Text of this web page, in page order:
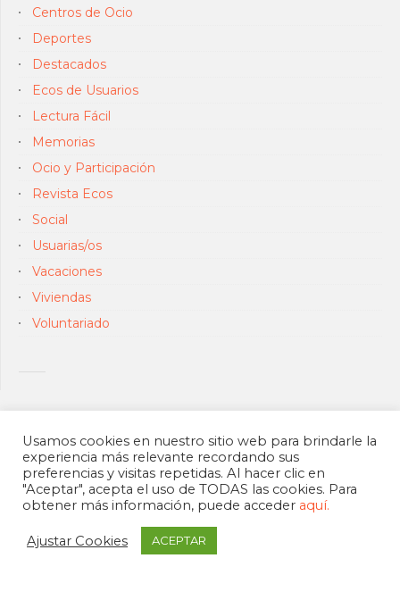
Centros de Ocio
Deportes
Destacados
Ecos de Usuarios
Lectura Fácil
Memorias
Ocio y Participación
Revista Ecos
Social
Usuarias/os
Vacaciones
Viviendas
Voluntariado
Usamos cookies en nuestro sitio web para brindarle la
experiencia más relevante recordando sus
preferencias y visitas repetidas. Al hacer clic en
"Aceptar", acepta el uso de TODAS las cookies. Para
obtener más información, puede acceder aquí.
Ajustar Cookies ACEPTAR